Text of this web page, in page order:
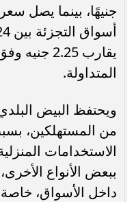
جنيهًا، بينما يصل
يقارب 2.25
المتداولة.
ويحتفظ البيض
من المستهلكين،
الاستخدامات
ببعض الأنواع
داخل الأسواق،